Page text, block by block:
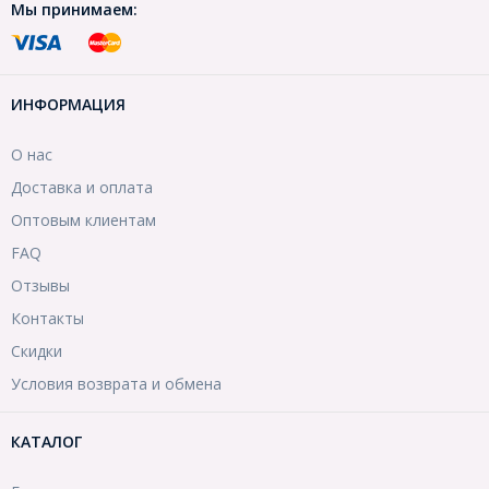
Мы принимаем:
ИНФОРМАЦИЯ
О нас
Доставка и оплата
Оптовым клиентам
FAQ
Отзывы
Контакты
Скидки
Условия возврата и обмена
КАТАЛОГ